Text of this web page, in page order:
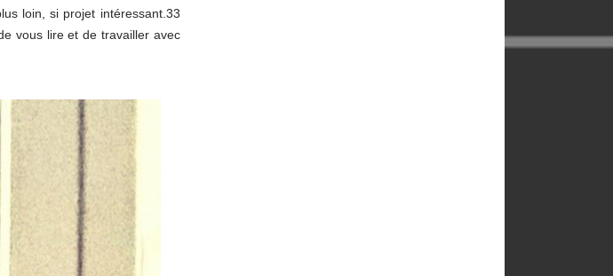
loin, si projet intéressant.33
vous lire et de travailler avec